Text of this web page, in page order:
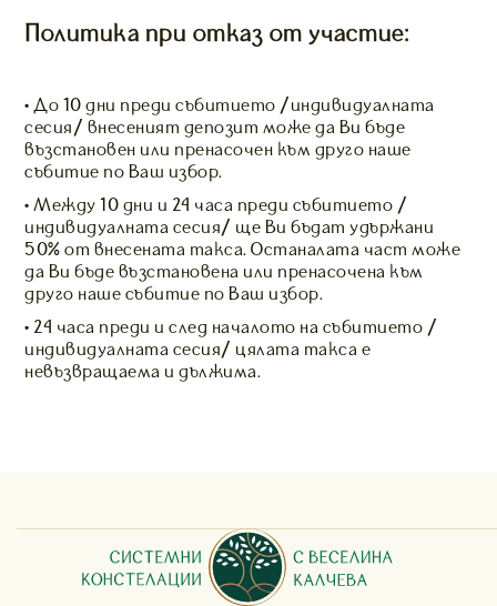
Политика при отказ от участие:
• До 10 дни преди събитието /индивидуалната
сесия/ внесеният депозит може да Ви бъде
възстановен или пренасочен към друго наше
събитие по Ваш избор.
• Между 10 дни и 24 часа преди събитието /
индивидуалната сесия/ ще Ви бъдат удържани
50% от внесената такса. Останалата част може
да Ви бъде възстановена или пренасочена към
друго наше събитие по Ваш избор.
• 24 часа преди и след началото на събитието /
индивидуалната сесия/ цялата такса е
невъзвращаема и дължима.